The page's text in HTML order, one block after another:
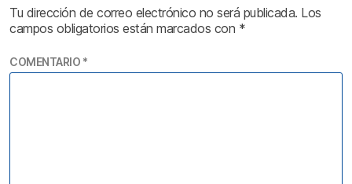
Tu dirección de correo electrónico no será publicada. Los
campos obligatorios están marcados con *
COMENTARIO *